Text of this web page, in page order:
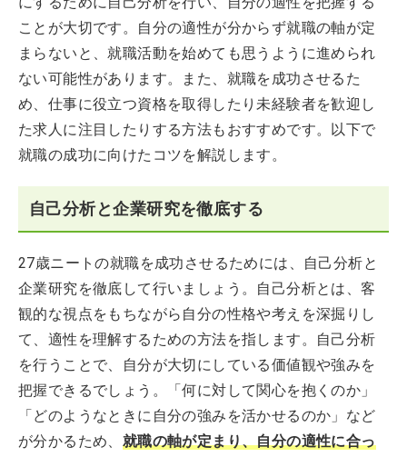
ことが大切です。自分の適性が分からず就職の軸が定
まらないと、就職活動を始めても思うように進められ
ない可能性があります。また、就職を成功させるた
め、仕事に役立つ資格を取得したり未経験者を歓迎し
た求人に注目したりする方法もおすすめです。以下で
就職の成功に向けたコツを解説します。
自己分析と企業研究を徹底する
27歳ニートの就職を成功させるためには、自己分析と
企業研究を徹底して行いましょう。自己分析とは、客
観的な視点をもちながら自分の性格や考えを深掘りし
て、適性を理解するための方法を指します。自己分析
を行うことで、自分が大切にしている価値観や強みを
把握できるでしょう。「何に対して関心を抱くのか」
「どのようなときに自分の強みを活かせるのか」など
が分かるため、 就職の軸が定まり、自分の適性に合っ